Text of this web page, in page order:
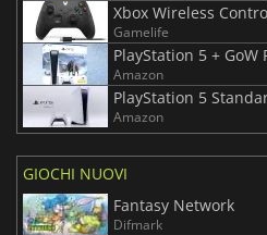
Xbox Wireless
Gamelife
PlayStation 5 + GoW
Amazon
PlayStation 5
Amazon
GIOCHI NUOVI
Fantasy Network
Difmark